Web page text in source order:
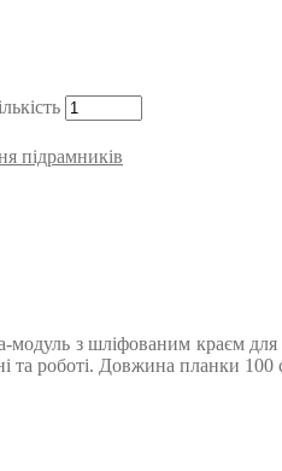
підрамників
з шліфованим краєм
та роботі. Довжина планки 100